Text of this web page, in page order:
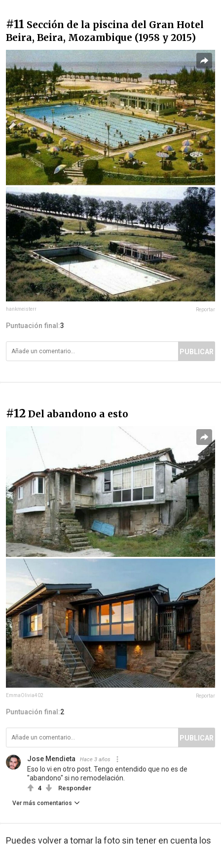
#11 Sección de la piscina del Gran Hotel
Beira, Beira, Mozambique (1958 y 2015)
hankmeisterr Reportar
Puntuación final:3
PUBLICAR
#12 Del abandono a esto
EmmaOlivia402 Reportar
Puntuación final:2
PUBLICAR
Jose Mendieta Hace 3 años
Eso lo vi en otro post. Tengo entendido que no es de
"abandono" si no remodelación.
4 Responder
Ver más comentarios
Puedes volver a tomar la foto sin tener en cuenta los